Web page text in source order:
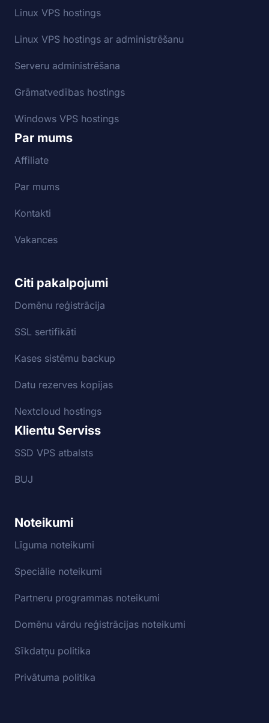
Linux VPS hostings
Linux VPS hostings ar administrēšanu
Serveru administrēšana
Grāmatvedības hostings
Windows VPS hostings
Par mums
Affiliate
Par mums
Kontakti
Vakances
Citi pakalpojumi
Domēnu reģistrācija
SSL sertifikāti
Kases sistēmu backup
Datu rezerves kopijas
Nextcloud hostings
Klientu Serviss
SSD VPS atbalsts
BUJ
Noteikumi
Līguma noteikumi
Speciālie noteikumi
Partneru programmas noteikumi
Domēnu vārdu reģistrācijas noteikumi
Sīkdatņu politika
Privātuma politika